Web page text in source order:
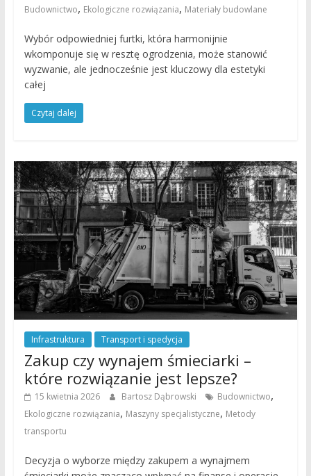
Budownictwo, Ekologiczne rozwiązania, Materiały budowlane
Wybór odpowiedniej furtki, która harmonijnie
wkomponuje się w resztę ogrodzenia, może stanowić
wyzwanie, ale jednocześnie jest kluczowy dla estetyki
całej
Czytaj dalej
Infrastruktura Transport i spedycja
Zakup czy wynajem śmieciarki –
które rozwiązanie jest lepsze?
15 kwietnia 2026 Bartosz Dąbrowski Budownictwo,
Ekologiczne rozwiązania, Maszyny specjalistyczne, Metody
transportu
Decyzja o wyborze między zakupem a wynajmem